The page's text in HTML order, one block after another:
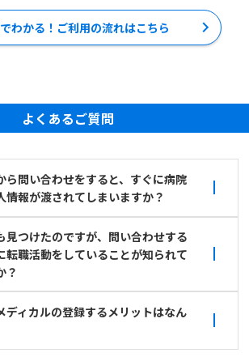
わかる！ご利用の流れはこちら
よくあるご質問
ら問い合わせをすると、すぐに病院
情報が渡されてしまいますか？
見つけたのですが、問い合わせする
転職活動をしていることが知られて
？
ディカルの登録するメリットはなん